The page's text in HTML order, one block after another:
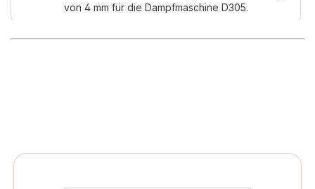
von 4 mm für die Dampfmaschine D305.